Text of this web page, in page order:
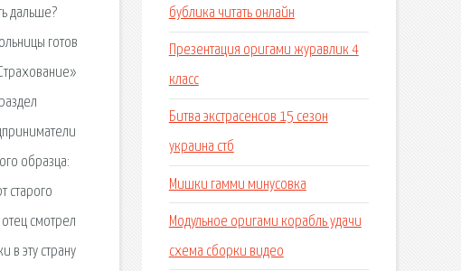
дальше?
готов
образца:
старого
смотрел
в эту страну
бублика читать онлайн
Презентация оригами журавлик 4
класс
Битва экстрасенсов 15 сезон
украина стб
Мишки гамми минусовка
Модульное оригами корабль удачи
схема сборки видео